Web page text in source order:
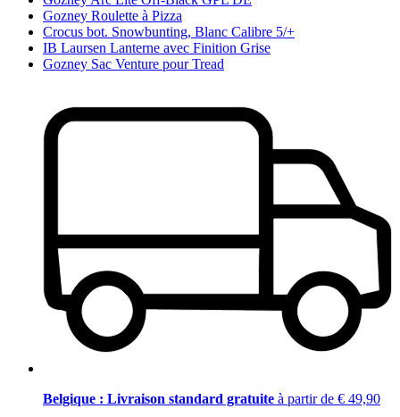
Gozney Roulette à Pizza
Crocus bot. Snowbunting, Blanc Calibre 5/+
IB Laursen Lanterne avec Finition Grise
Gozney Sac Venture pour Tread
Belgique : Livraison standard gratuite à partir de € 49,90